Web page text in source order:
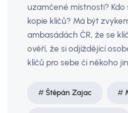
uzamčené místnosti? Kdo
kopie klíčů? Má být
ambasádách ČR, že se
ověří, že si odjíždějící
klíčů pro sebe či někoho
Štěpán Zajac